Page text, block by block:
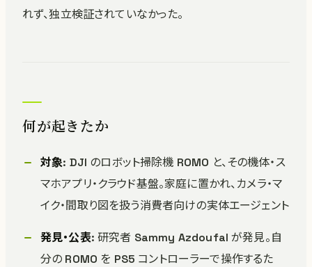
れず、独立検証されていなかった。
何が起きたか
対象: DJI のロボット掃除機 ROMO と、その機体・ス
マホアプリ・クラウド基盤。家庭に置かれ、カメラ・マ
イク・間取り図を扱う消費者向けの実体エージェント
発見・公表: 研究者 Sammy Azdoufal が発見。自
分の ROMO を PS5 コントローラーで操作するた